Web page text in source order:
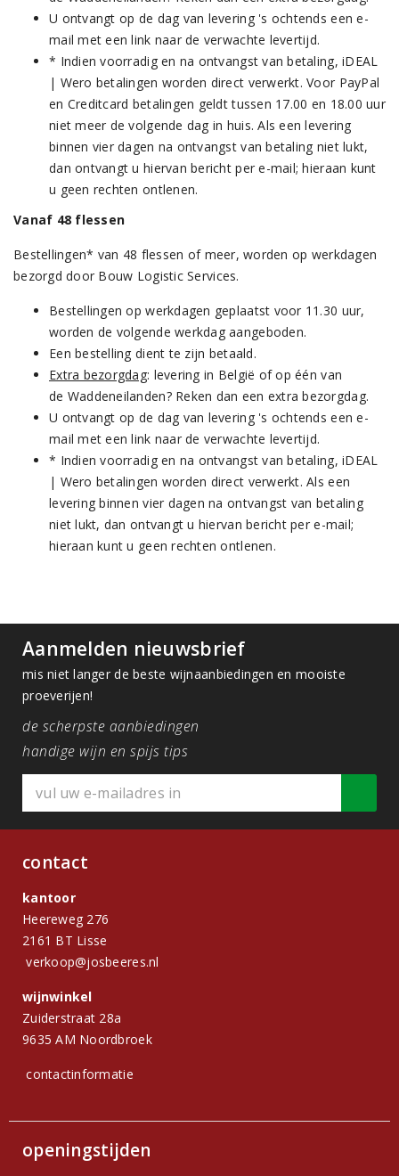
U ontvangt op de dag van levering 's ochtends een e-
mail met een link naar de verwachte levertijd.
* Indien voorradig en na ontvangst van betaling, iDEAL
| Wero betalingen worden direct verwerkt. Voor PayPal
en Creditcard betalingen geldt tussen 17.00 en 18.00 uur
niet meer de volgende dag in huis. Als een levering
binnen vier dagen na ontvangst van betaling niet lukt,
dan ontvangt u hiervan bericht per e-mail; hieraan kunt
u geen rechten ontlenen.
Vanaf 48 flessen
Bestellingen* van 48 flessen of meer, worden op werkdagen
bezorgd door Bouw Logistic Services.
Bestellingen op werkdagen geplaatst voor 11.30 uur,
worden de volgende werkdag aangeboden.
Een bestelling dient te zijn betaald.
Extra bezorgdag: levering in België of op één van
de Waddeneilanden? Reken dan een extra bezorgdag.
U ontvangt op de dag van levering 's ochtends een e-
mail met een link naar de verwachte levertijd.
* Indien voorradig en na ontvangst van betaling, iDEAL
| Wero betalingen worden direct verwerkt. Als een
levering binnen vier dagen na ontvangst van betaling
niet lukt, dan ontvangt u hiervan bericht per e-mail;
hieraan kunt u geen rechten ontlenen.
Aanmelden nieuwsbrief
mis niet langer de beste wijnaanbiedingen en mooiste
proeverijen!
de scherpste aanbiedingen
handige wijn en spijs tips
contact
kantoor
Heereweg 276
2161 BT Lisse
verkoop@josbeeres.nl
wijnwinkel
Zuiderstraat 28a
9635 AM Noordbroek
contactinformatie
openingstijden